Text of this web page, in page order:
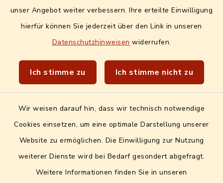
unser Angebot weiter verbessern. Ihre erteilte Einwilligung
hierfür können Sie jederzeit über den Link in unseren
Datenschutzhinweisen widerrufen.
Ich stimme zu Ich stimme nicht zu
Wir weisen darauf hin, dass wir technisch notwendige
Cookies einsetzen, um eine optimale Darstellung unserer
Website zu ermöglichen. Die Einwilligung zur Nutzung
weiterer Dienste wird bei Bedarf gesondert abgefragt.
Weitere Informationen finden Sie in unseren
Quicklinks extern
Landratsamt Erlangen-Höchstadt
Wir sind Genussort!
Barrierefreiheit